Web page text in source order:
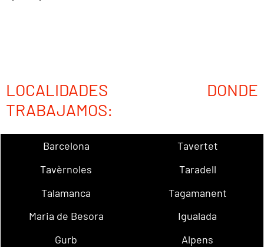
LOCALIDADES DONDE
TRABAJAMOS:
Barcelona
Tavertet
Tavèrnoles
Taradell
Talamanca
Tagamanent
Maria de Besora
Igualada
Gurb
Alpens